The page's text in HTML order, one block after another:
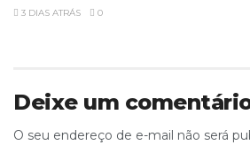
3 DIAS ATRÁS 0
Deixe um
O seu endereço de e-mail não será